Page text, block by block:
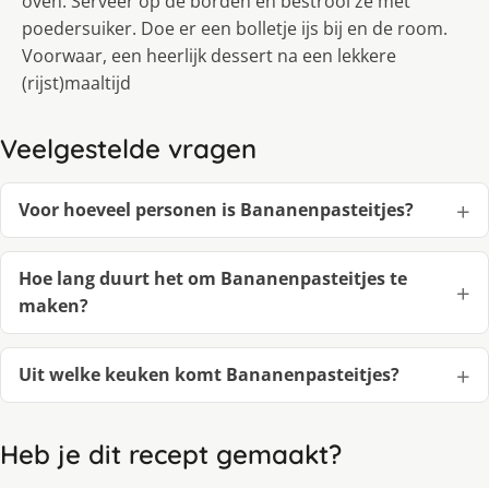
poedersuiker. Doe er een bolletje ijs bij en de room.
Voorwaar, een heerlijk dessert na een lekkere
(rijst)maaltijd
Veelgestelde vragen
Voor hoeveel personen is Bananenpasteitjes?
Hoe lang duurt het om Bananenpasteitjes te
maken?
Uit welke keuken komt Bananenpasteitjes?
Heb je dit recept gemaakt?